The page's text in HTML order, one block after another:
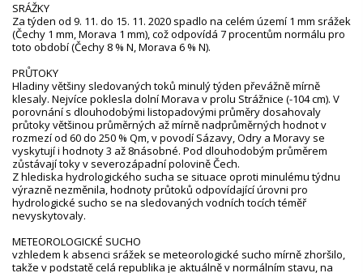
SRÁŽKY
Za týden od 9. 11. do 15. 11. 2020 spadlo na celém území 1 mm srážek
(Čechy 1 mm, Morava 1 mm), což odpovídá 7 procentům normálu pro
toto období (Čechy 8 % N, Morava 6 % N).
PRŮTOKY
Hladiny většiny sledovaných toků minulý týden převážně mírně
klesaly. Nejvíce poklesla dolní Morava v profilu Strážnice (-104 cm). V
porovnání s dlouhodobými listopadovými průměry dosahovaly
průtoky většinou průměrných až mírně nadprůměrných hodnot v
rozmezí od 60 do 250 % Qm, v povodí Sázavy, Odry a Moravy se
vyskytují i hodnoty 3 až 8násobné. Pod dlouhodobým průměrem
zůstávají toky v severozápadní polovině Čech.
Z hlediska hydrologického sucha se situace oproti minulému týdnu
výrazně nezměnila, hodnoty průtoků odpovídající úrovni pro
hydrologické sucho se na sledovaných vodních tocích téměř
nevyskytovaly.
METEOROLOGICKÉ SUCHO
vzhledem k absenci srážek se meteorologické sucho mírně zhoršilo,
takže v podstatě celá republika je aktuálně v normálním stavu, na